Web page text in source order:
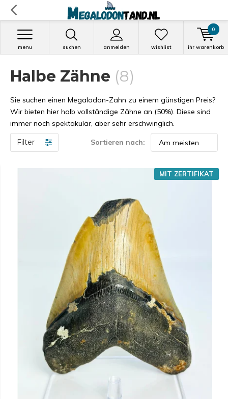
suchen anmelden
menu wishlist ihr warenkorb
0
Halbe Zähne (8)
Sie suchen einen Megalodon-Zahn zu einem günstigen Preis?
Wir bieten hier halb vollständige Zähne an (50%). Diese sind
immer noch spektakulär, aber sehr erschwinglich.
Filter Sortieren nach:
MIT ZERTIFIKAT